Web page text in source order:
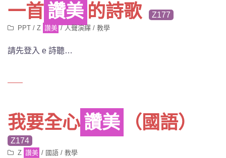
一首讚美 的詩歌 Z177
PPT / Z 讚美 / 人聲演繹 /教學
請先登入 e 詩聽…
我要全心讚美 （國語）
Z174
Z 讚美 / 國語 /教學